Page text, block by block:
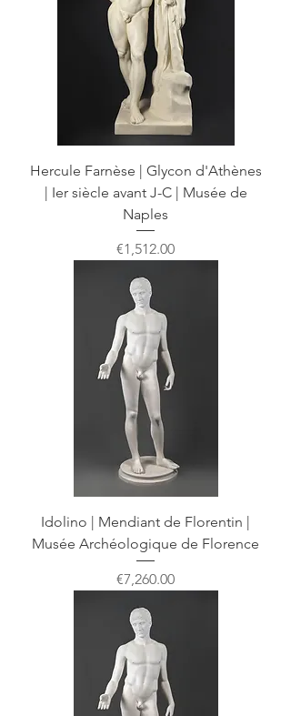
Hercule Farnèse | Glycon d'Athènes
| Ier siècle avant J-C | Musée de
Naples
Price
€1,512.00
Idolino | Mendiant de Florentin |
Musée Archéologique de Florence
Price
€7,260.00